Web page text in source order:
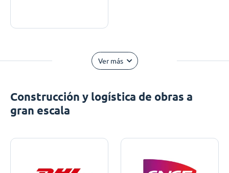
Ver más
Construcción y logística de obras a
gran escala